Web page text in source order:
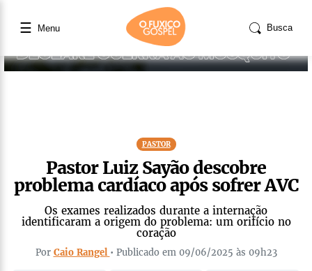
☰ Menu Busca
PASTOR
Pastor Luiz Sayão descobre
problema cardíaco após sofrer AVC
Os exames realizados durante a internação
identificaram a origem do problema: um orifício no
coração
Por Caio Rangel • Publicado em 09/06/2025 às 09h23